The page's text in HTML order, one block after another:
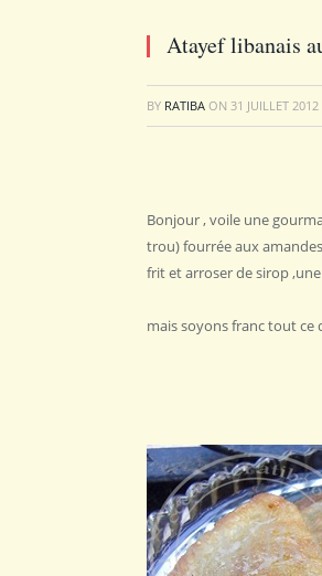
Atayef libanais
BY RATIBA ON 31 JUILLET 2012
Bonjour , voile une
trou) fourrée aux
frit et arroser de sirop
mais soyons franc tout ce